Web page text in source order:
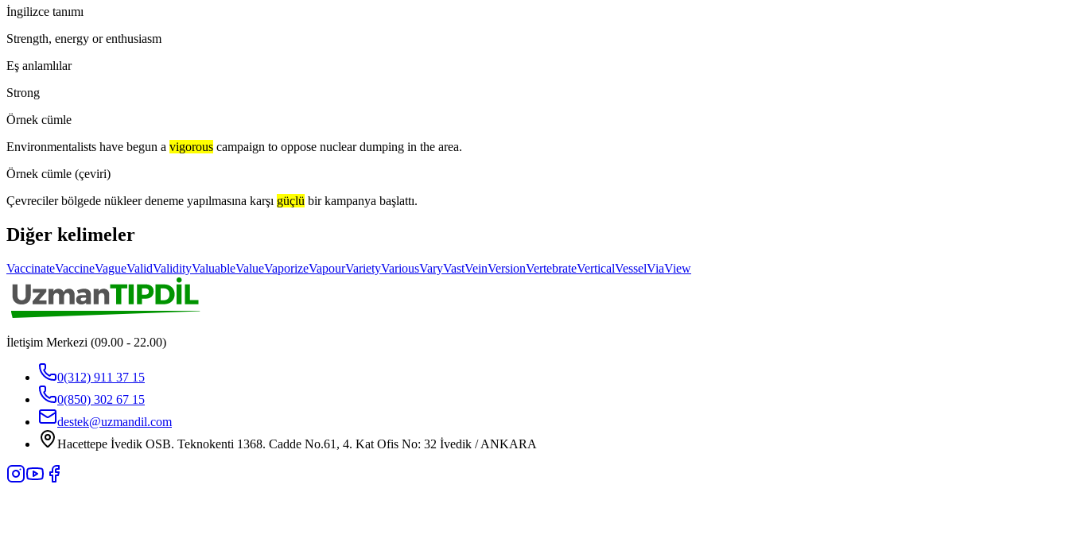
İngilizce tanımı
Strength, energy or enthusiasm
Eş anlamlılar
Strong
Örnek cümle
Environmentalists have begun a vigorous campaign to oppose nuclear dumping in the area.
Örnek cümle (çeviri)
Çevreciler bölgede nükleer deneme yapılmasına karşı güçlü bir kampanya başlattı.
Diğer kelimeler
VaccinateVaccineVagueValidValidityValuableValueVaporizeVapourVarietyVariousVaryVastVeinVersionVertebrateVerticalVesselViaView
İletişim Merkezi (09.00 - 22.00)
0(312) 911 37 15
0(850) 302 67 15
destek@uzmandil.com
Hacettepe İvedik OSB. Teknokenti 1368. Cadde No.61, 4. Kat Ofis No: 32 İvedik / ANKARA